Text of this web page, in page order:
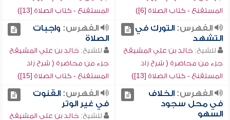
المستقنع - كتاب الصلاة [6])
المستقنع - كتاب الصلاة [13])
الفهرس:التورك في
التشهد
للشيخ: خالد بن علي المشيقح
جزء من محاضرة ( شرح زاد
المستقنع - كتاب الصلاة [13])
الفهرس: واجبات
الصلاة
للشيخ: خالد بن علي المشيقح
جزء من محاضرة ( شرح زاد
المستقنع - كتاب الصلاة [15])
الفهرس:الخلاف
في محل سجود
السهو
الفهرس:القنوت
في غير الوتر
للشيخ: خالد بن علي المشيقح